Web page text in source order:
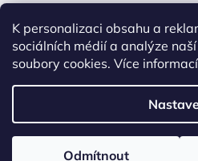
K personalizaci obsahu a
sociálních médií a analýze
soubory cookies. Více informací
Odmítnout
Copyright 2026EcoJas s.r.o..